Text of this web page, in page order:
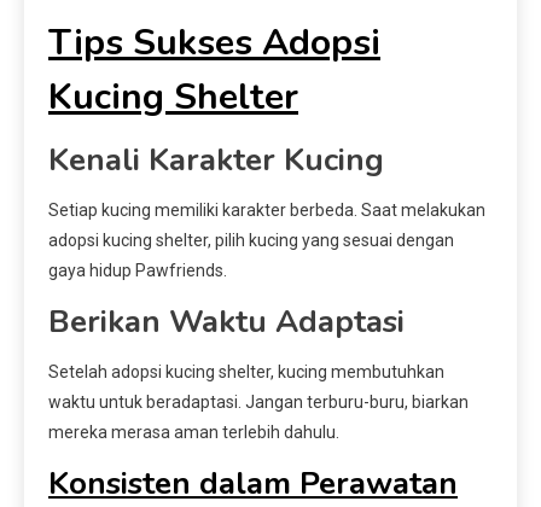
Tips Sukses Adopsi
Kucing Shelter
Kenali Karakter Kucing
Setiap kucing memiliki karakter berbeda. Saat melakukan
adopsi kucing shelter, pilih kucing yang sesuai dengan
gaya hidup Pawfriends.
Berikan Waktu Adaptasi
Setelah adopsi kucing shelter, kucing membutuhkan
waktu untuk beradaptasi. Jangan terburu-buru, biarkan
mereka merasa aman terlebih dahulu.
Konsisten dalam Perawatan